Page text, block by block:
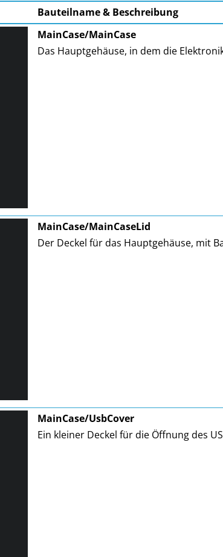
Bauteilname & Beschreibung
MainCase/MainCase
Das Hauptgehäuse, in dem die
MainCase/MainCaseLid
Der Deckel für das Hauptgehäuse, mit
MainCase/UsbCover
Ein kleiner Deckel für die Öffnung des